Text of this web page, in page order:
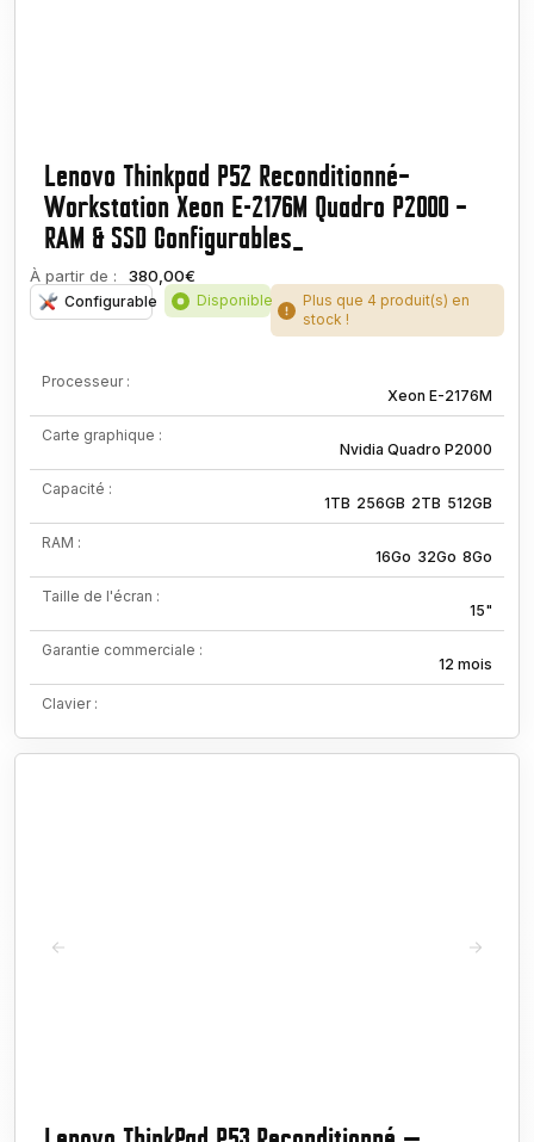
Lenovo Thinkpad P52 Reconditionné–
Workstation Xeon E-2176M Quadro P2000 –
RAM & SSD Configurables_
À partir de : 380,00€
Configurable Disponible
Plus que 4 produit(s) en
stock !
Processeur :
Xeon E-2176M
Carte graphique :
Nvidia Quadro P2000
Capacité :
1TB 256GB 2TB 512GB
RAM :
16Go 32Go 8Go
Taille de l'écran :
15"
Garantie commerciale :
12 mois
Clavier :